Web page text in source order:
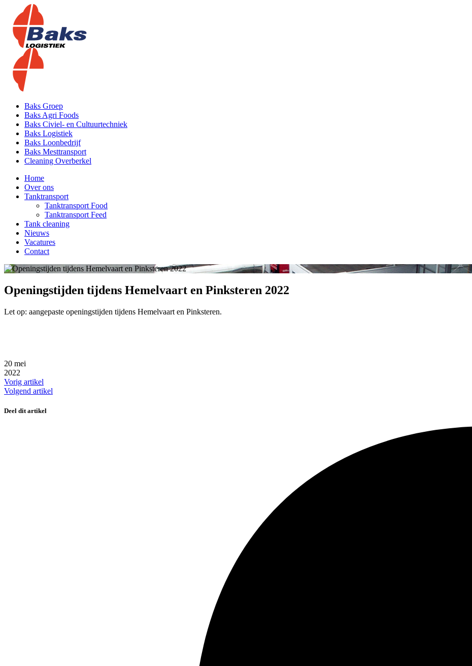
Baks Groep
Baks Agri Foods
Baks Civiel- en Cultuurtechniek
Baks Logistiek
Baks Loonbedrijf
Baks Mesttransport
Cleaning Overberkel
Home
Over ons
Tanktransport
Tanktransport Food
Tanktransport Feed
Tank cleaning
Nieuws
Vacatures
Contact
Openingstijden tijdens Hemelvaart en Pinksteren 2022
Let op: aangepaste openingstijden tijdens Hemelvaart en Pinksteren.
20 mei
2022
Vorig artikel
Volgend artikel
Deel dit artikel